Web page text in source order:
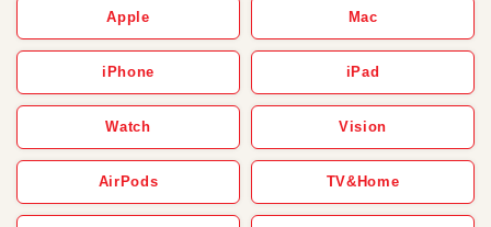
Apple Mac
iPhone iPad
Watch Vision
AirPods TV&Home